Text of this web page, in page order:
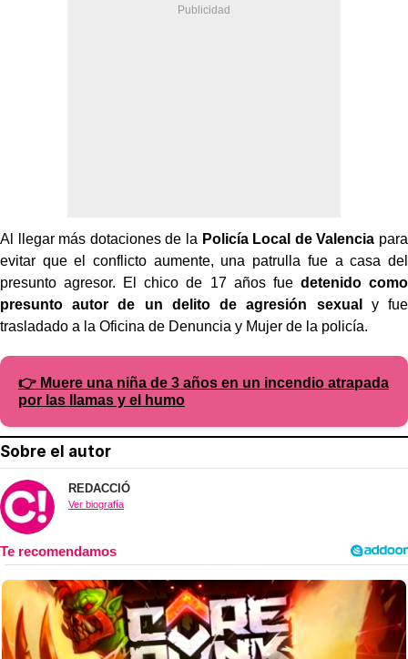
Al llegar más dotaciones de la Policía Local de Valencia para
evitar que el conflicto aumente, una patrulla fue a casa del
presunto agresor. El chico de 17 años fue detenido como
presunto autor de un delito de agresión sexual
y fue
trasladado a la Oficina de Denuncia y Mujer de la policía.
👉 Muere una niña de 3 años en un incendio atrapada
por las llamas y el humo
Sobre el autor
REDACCIÓ
Ver biografía